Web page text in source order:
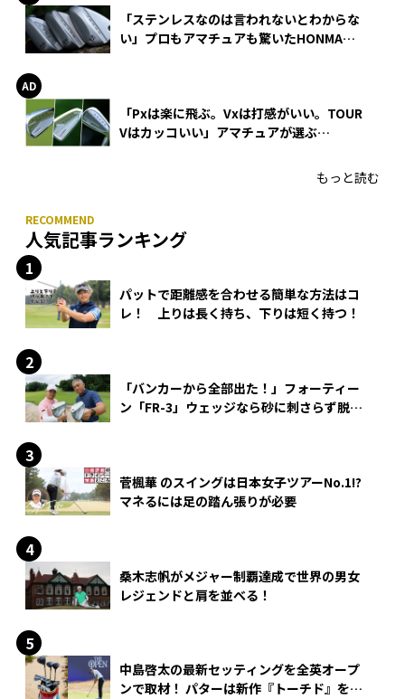
「ステンレスなのは言われないとわからな
い」プロもアマチュアも驚いたHONMA
「Pxは楽に飛ぶ。Vxは打感がいい。TOUR
Vはカッコいい」アマチュアが選ぶ
もっと読む
人気記事ランキング
パットで距離感を合わせる簡単な方法はコ
レ！ 上りは長く持ち、下りは短く持つ！
「バンカーから全部出た！」フォーティー
ン「FR-3」ウェッジなら砂に刺さらず脱出
菅楓華 のスイングは日本女子ツアーNo.1!?
マネるには足の踏ん張りが必要
桑木志帆がメジャー制覇達成で世界の男女
レジェンドと肩を並べる！
中島啓太の最新セッティングを全英オープ
ンで取材！ パターは新作『トーチド』を投